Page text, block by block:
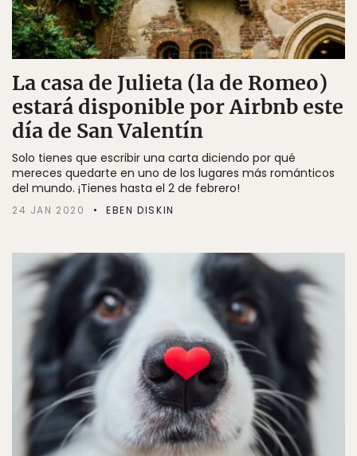
La casa de Julieta (la de Romeo)
estará disponible por Airbnb este
día de San Valentín
Solo tienes que escribir una carta diciendo por qué
mereces quedarte en uno de los lugares más románticos
del mundo. ¡Tienes hasta el 2 de febrero!
24 JAN 2020 EBEN DISKIN